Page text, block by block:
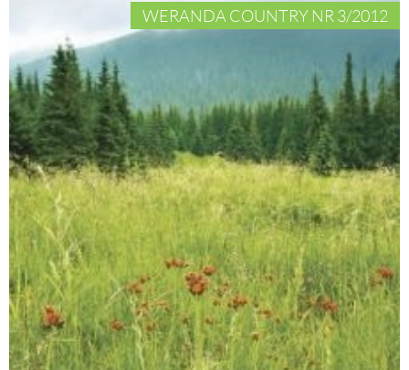
WERANDA COUNTRY NR 3/2012
ZUPY
CIASTA I DESERY
DODATKI
PRZETWORY
INNE